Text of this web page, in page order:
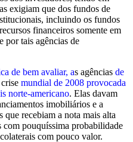
exigiam que dos fundos de
incluindo os fundos
financeiros somente em
por tais agências de
de bem avaliar, as agências de
mundial de 2008 provocada
norte-americano. Elas davam
imobiliários e a
que recebiam a nota mais alta
com pouquíssima probabilidade
colaterais com pouco valor.